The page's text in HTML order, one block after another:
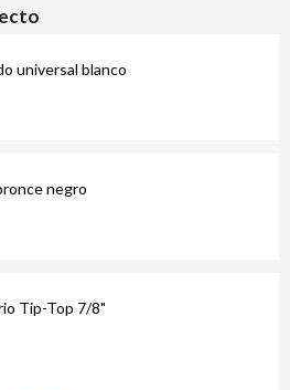
universal blanco
negro
Tip-Top 7/8"